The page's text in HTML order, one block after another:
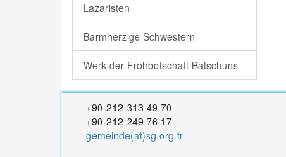
Lazaristen
Barmherzige Schwestern
Werk der Frohbotschaft Batschuns
+90-212-313 49 70
+90-212-249 76 17
gemeinde(at)sg.org.tr